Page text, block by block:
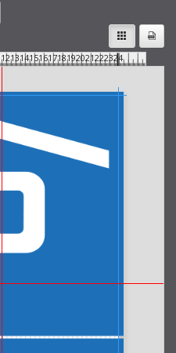
12131415161718192021222324